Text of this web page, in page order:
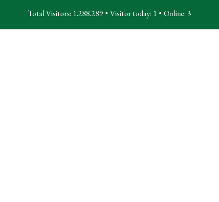
Total Visitors: 1.288.289 • Visitor today: 1 • Online: 3